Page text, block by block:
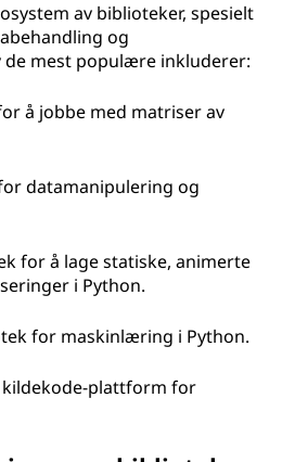
av biblioteker, spesielt
og
de mest populære inkluderer:
å jobbe med matriser av
datamanipulering og
for å lage statiske, animerte
i Python.
for maskinlæring i Python.
kildekode-plattform for